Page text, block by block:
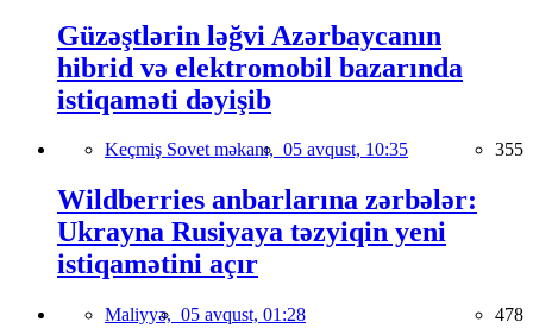
Güzəştlərin ləğvi Azərbaycanın
hibrid və elektromobil bazarında
istiqaməti dəyişib
Keçmiş Sovet məkanı, 05 avqust, 10:35 355
Wildberries anbarlarına zərbələr:
Ukrayna Rusiyaya təzyiqin yeni
istiqamətini açır
Maliyyə, 05 avqust, 01:28 478